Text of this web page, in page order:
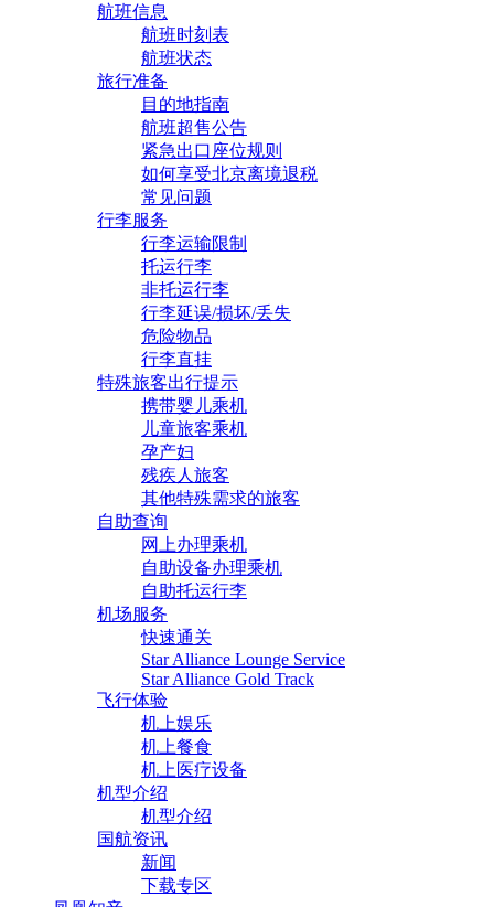
航班信息
航班时刻表
航班状态
旅行准备
目的地指南
航班超售公告
紧急出口座位规则
如何享受北京离境退税
常见问题
行李服务
行李运输限制
托运行李
非托运行李
行李延误/损坏/丢失
危险物品
行李直挂
特殊旅客出行提示
携带婴儿乘机
儿童旅客乘机
孕产妇
残疾人旅客
其他特殊需求的旅客
自助查询
网上办理乘机
自助设备办理乘机
自助托运行李
机场服务
快速通关
Star Alliance Lounge Service
Star Alliance Gold Track
飞行体验
机上娱乐
机上餐食
机上医疗设备
机型介绍
机型介绍
国航资讯
新闻
下载专区